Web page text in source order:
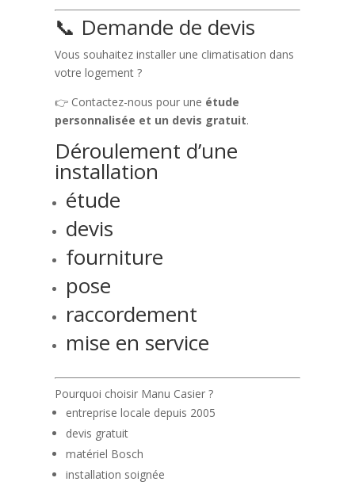
📞 Demande de devis
Vous souhaitez installer une climatisation dans
votre logement ?
👉 Contactez-nous pour une étude
personnalisée et un devis gratuit.
Déroulement d’une
installation
étude
devis
fourniture
pose
raccordement
mise en service
Pourquoi choisir Manu Casier ?
entreprise locale depuis 2005
devis gratuit
matériel Bosch
installation soignée